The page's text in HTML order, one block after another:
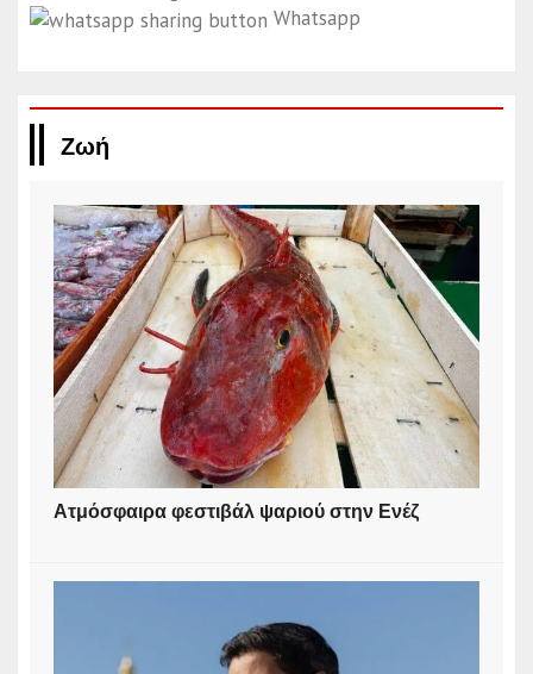
Whatsapp
Ζωή
Ατμόσφαιρα φεστιβάλ ψαριού στην Ενέζ